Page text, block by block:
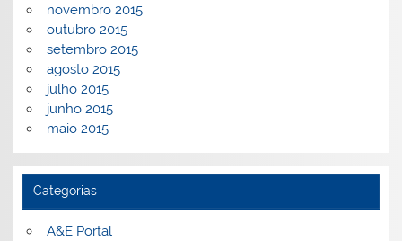
novembro 2015
outubro 2015
setembro 2015
agosto 2015
julho 2015
junho 2015
maio 2015
Categorias
A&E Portal